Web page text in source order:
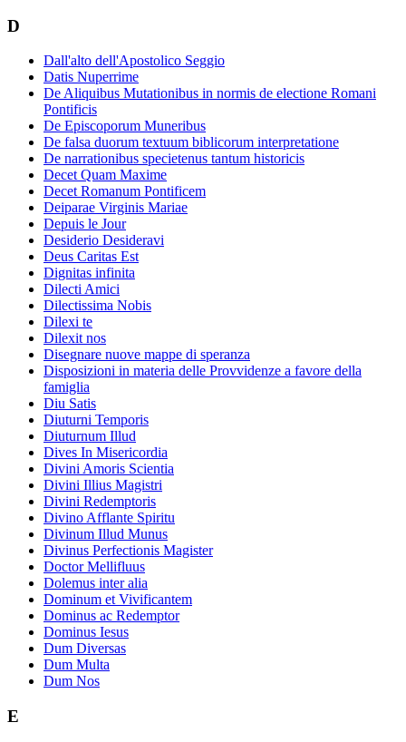
D
Dall'alto dell'Apostolico Seggio
Datis Nuperrime
De Aliquibus Mutationibus in normis de electione Romani
Pontificis
De Episcoporum Muneribus
De falsa duorum textuum biblicorum interpretatione
De narrationibus specietenus tantum historicis
Decet Quam Maxime
Decet Romanum Pontificem
Deiparae Virginis Mariae
Depuis le Jour
Desiderio Desideravi
Deus Caritas Est
Dignitas infinita
Dilecti Amici
Dilectissima Nobis
Dilexi te
Dilexit nos
Disegnare nuove mappe di speranza
Disposizioni in materia delle Provvidenze a favore della
famiglia
Diu Satis
Diuturni Temporis
Diuturnum Illud
Dives In Misericordia
Divini Amoris Scientia
Divini Illius Magistri
Divini Redemptoris
Divino Afflante Spiritu
Divinum Illud Munus
Divinus Perfectionis Magister
Doctor Mellifluus
Dolemus inter alia
Dominum et Vivificantem
Dominus ac Redemptor
Dominus Iesus
Dum Diversas
Dum Multa
Dum Nos
E